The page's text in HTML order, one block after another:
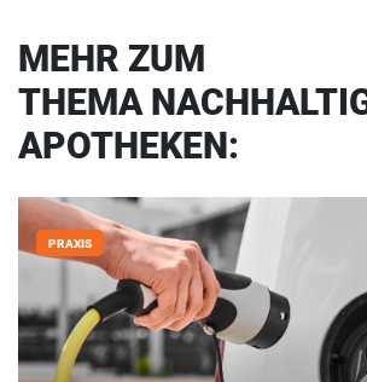
MEHR ZUM
THEMA
APOTHEKEN:
PRAXIS